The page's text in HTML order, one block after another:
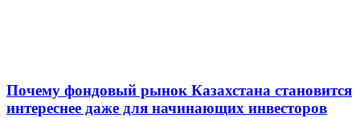
Почему фондовый рынок Казахстана становится
интереснее даже для начинающих инвесторов